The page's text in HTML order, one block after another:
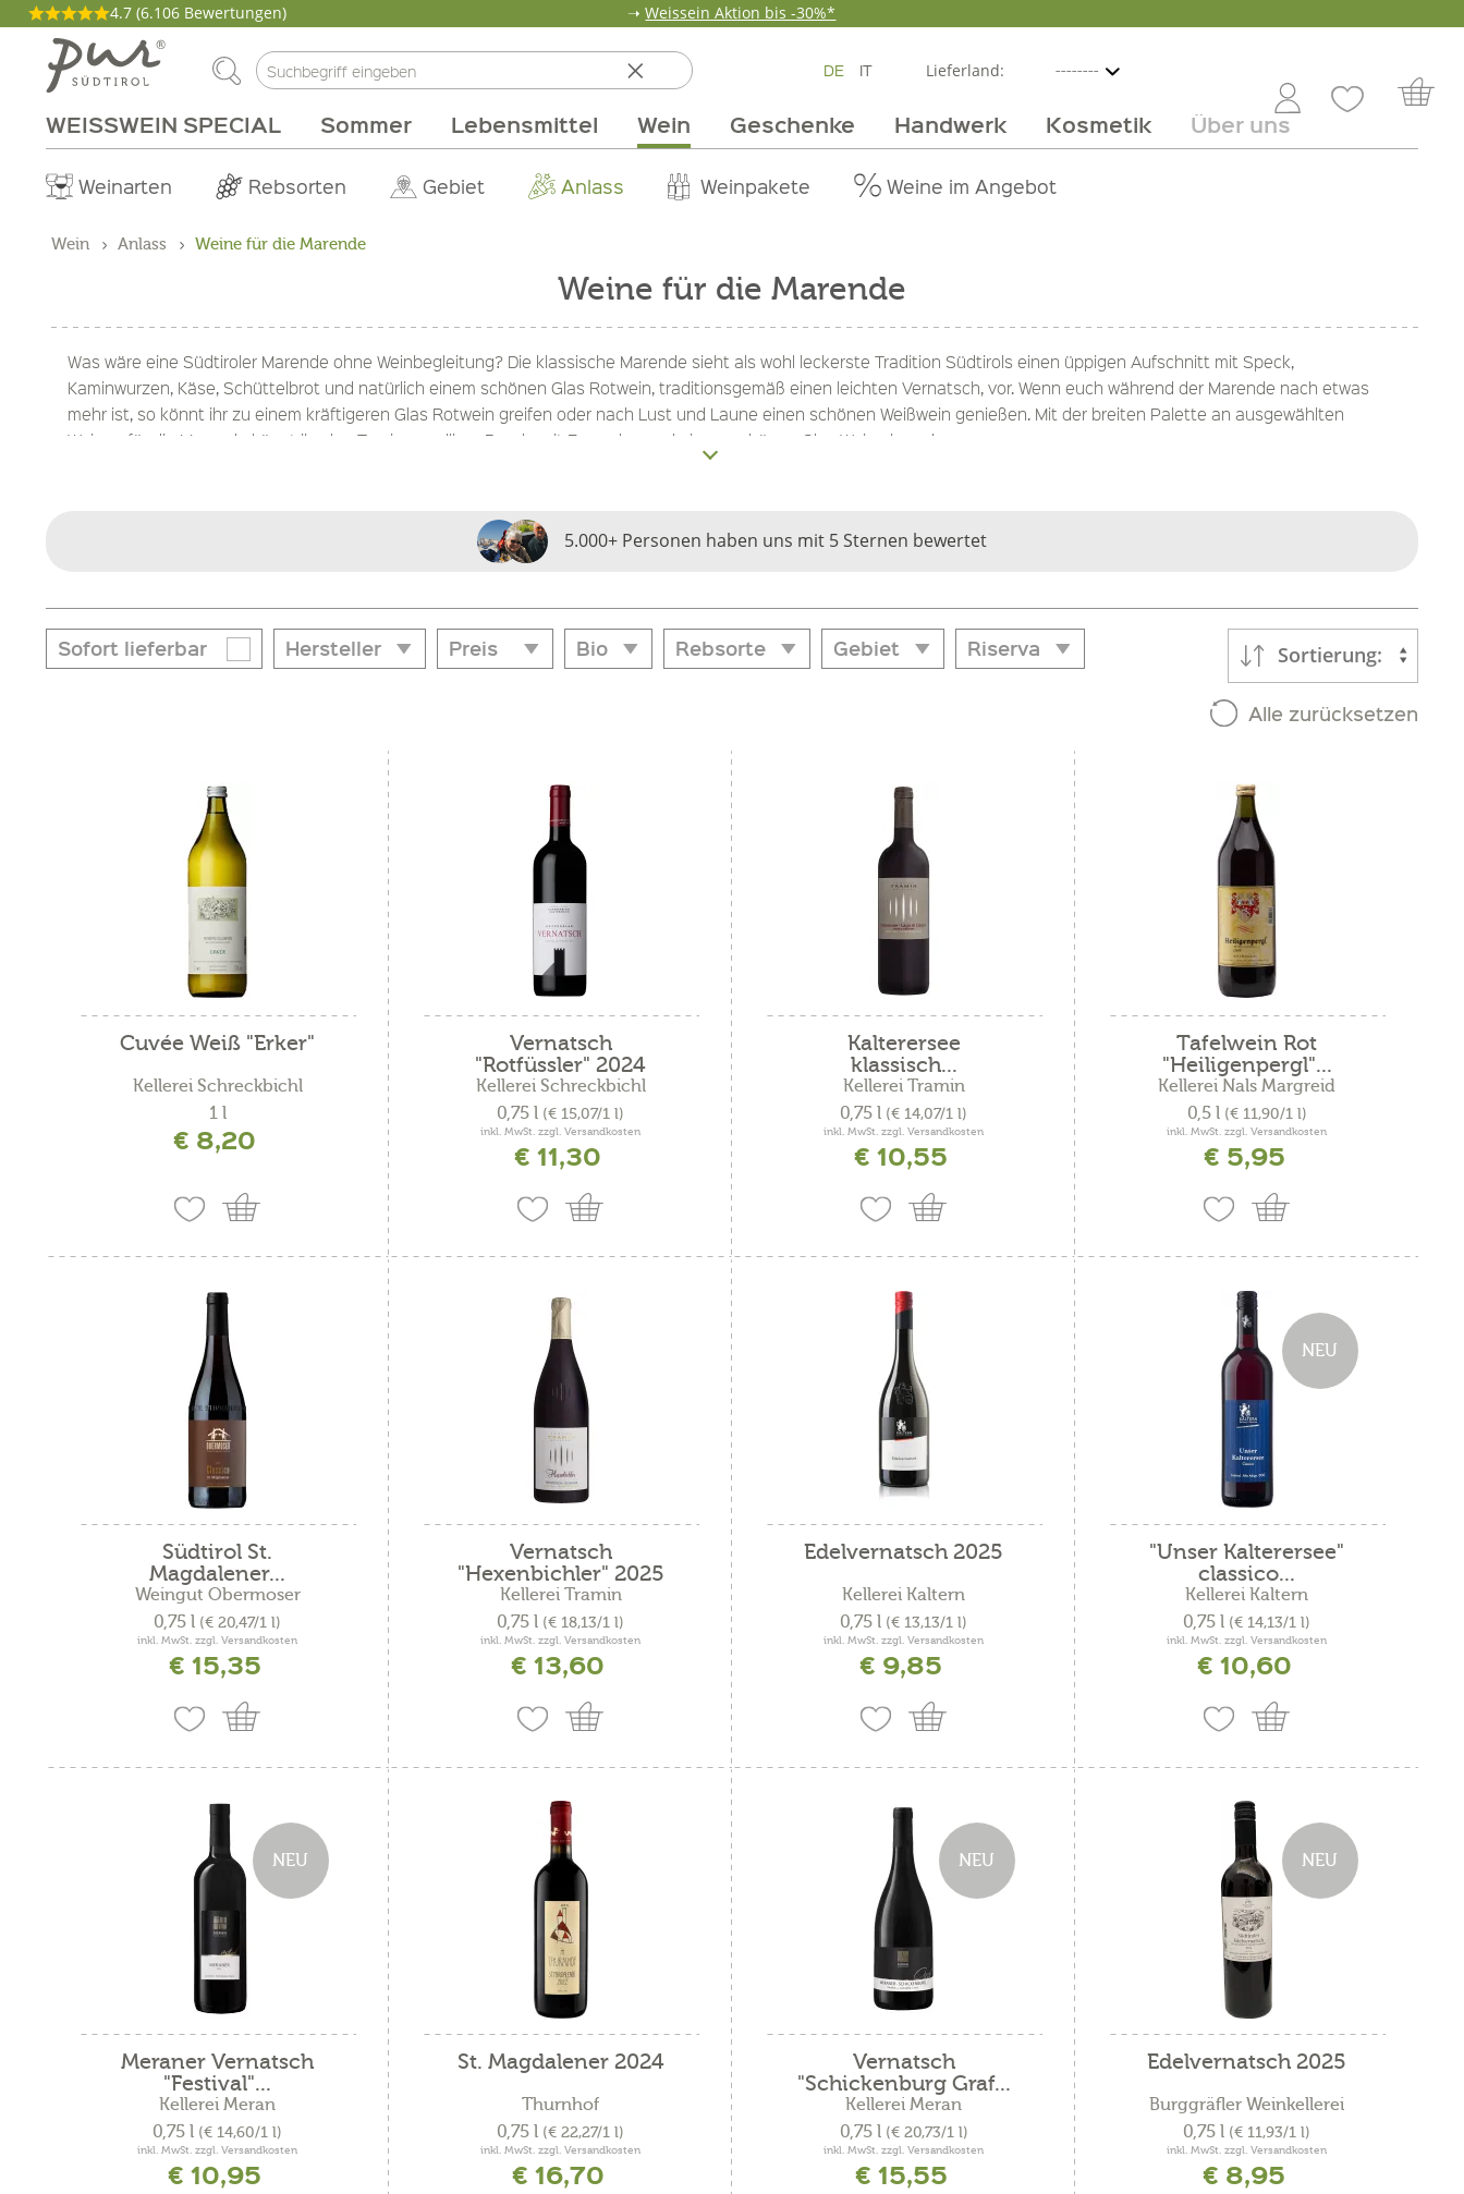
4.7 (6.106 Bewertungen) ➝Weissein Aktion bis -30%*
DE IT Lieferland:
WEISSWEIN SPECIAL Sommer Lebensmittel Wein Geschenke Handwerk Kosmetik Über uns
Aperitif Brunch Grillen Erdbeerzeit Wandern
Fleisch & Wurst Milchprodukte Getränke Vom Getreide Vorratskammer
Weinarten Rebsorten Gebiet Anlass Weinpakete Weine im Angebot
Pakete Abo Box Gutscheine Verpackungen
Kochen Wohnen Zirbe
Körperpflege Tinkturen Düfte & Öle
Philosophie Genussmagazin Produzenten Team Unsere Märkte Pur Exclusive Online
Wein Anlass Weine für die Marende
Weine für die Marende
Was wäre eine Südtiroler Marende ohne Weinbegleitung? Die klassische Marende sieht als wohl leckerste Tradition Südtirols einen üppigen Aufschnitt mit Speck,
Kaminwurzen, Käse, Schüttelbrot und natürlich einem schönen Glas Rotwein, traditionsgemäß einen leichten Vernatsch, vor. Wenn euch während der Marende nach etwas
mehr ist, so könnt ihr zu einem kräftigeren Glas Rotwein greifen oder nach Lust und Laune einen schönen Weißwein genießen. Mit der breiten Palette an ausgewählten
Weinen für die Marende könnt ihr den Tag in geselliger Runde mit Freunden und einem schönen Glas Wein abrunden.
5.000+ Personen haben uns mit 5 Sternen bewertet
Sortierung:
Sofort lieferbar Hersteller
Burggräfler Weinkellerei
Kellerei Kaltern
Kellerei Meran
Kellerei Nals Margreid
Kellerei Schreckbichl
Kellerei Tramin
Thurnhof
Weingut Himmelreich
Weingut Klosterhof
Weingut Obermoser
Preis Gebiet
Meran & Umgebung
Unterland
Vinschgau
Überetsch
Riserva
Bio Rebsorte
Cuvée weiss
Kalterersee
St. Magdalener
Vernatsch
Alle zurücksetzen
Cuvée Weiß "Erker"
Kellerei Schreckbichl
1 l
€ 8,20
Vernatsch
"Rotfüssler" 2024
Kellerei Schreckbichl
0,75 l (€ 15,07/1 l)
inkl. MwSt. zzgl. Versandkosten
€ 11,30
Kalterersee
klassisch...
Kellerei Tramin
0,75 l (€ 14,07/1 l)
inkl. MwSt. zzgl. Versandkosten
€ 10,55
Tafelwein Rot
"Heiligenpergl"...
Kellerei Nals Margreid
0,5 l (€ 11,90/1 l)
inkl. MwSt. zzgl. Versandkosten
€ 5,95
Südtirol St.
Magdalener...
Weingut Obermoser
0,75 l (€ 20,47/1 l)
inkl. MwSt. zzgl. Versandkosten
€ 15,35
Vernatsch
"Hexenbichler" 2025
Kellerei Tramin
0,75 l (€ 18,13/1 l)
inkl. MwSt. zzgl. Versandkosten
€ 13,60
Edelvernatsch 2025
Kellerei Kaltern
0,75 l (€ 13,13/1 l)
inkl. MwSt. zzgl. Versandkosten
€ 9,85
NEU
"Unser Kalterersee"
classico...
Kellerei Kaltern
0,75 l (€ 14,13/1 l)
inkl. MwSt. zzgl. Versandkosten
€ 10,60
NEU
Meraner Vernatsch
"Festival"...
Kellerei Meran
0,75 l (€ 14,60/1 l)
inkl. MwSt. zzgl. Versandkosten
€ 10,95
St. Magdalener 2024
Thurnhof
0,75 l (€ 22,27/1 l)
inkl. MwSt. zzgl. Versandkosten
€ 16,70
NEU
Vernatsch
"Schickenburg Graf...
Kellerei Meran
0,75 l (€ 20,73/1 l)
inkl. MwSt. zzgl. Versandkosten
€ 15,55
NEU
Edelvernatsch 2025
Burggräfler Weinkellerei
0,75 l (€ 11,93/1 l)
inkl. MwSt. zzgl. Versandkosten
€ 8,95